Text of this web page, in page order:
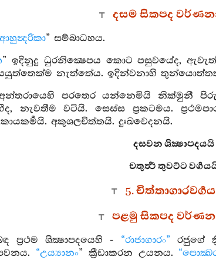
දසම සිකපද
” සම්බාධහය.
” ඉදිනුදු ධුරනික්‍ෂෙපය කොට පසුවයේද,
නැත්තේය. ඉදින්වනාහි
පරතෙර යන්නෙමියි නික්මුනී
වටියි. සෙස්ස ප්‍රකටමය.
අකුශලචිත්තයි. දුඃඛවෙදනයි.
දසවන ශික්‍ෂාපදයයි
චතුර්‍ත්‍ථ තුවට්ට
5. චිත්තාගාරවර්‍ගය
පළමු සිකපද
ප්‍රථම ශික්‍ෂාපදයෙහි - “රාජාගාරං” රජුගේ
“උය්‍යානං” ක්‍රීඩාකරන උයනය.